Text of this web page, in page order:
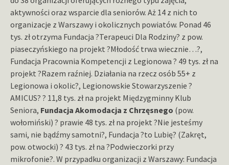
aktywności oraz wsparcie dla seniorów. Aż 14 z nich to
organizacje z Warszawy i okolicznych powiatów. Ponad 46
tys. zł otrzyma Fundacja ?Terapeuci Dla Rodziny? z pow.
piaseczyńskiego na projekt ?Młodość trwa wiecznie…?,
Fundacja Pracownia Kompetencji z Legionowa ? 49 tys. zł na
projekt ?Razem raźniej. Działania na rzecz osób 55+ z
Legionowa i okolic?, Legionowskie Stowarzyszenie ?
AMICUS? ? 11,8 tys. zł na projekt Międzygminny Klub
Seniora, Fundacja Akomodacja z Chrzęsnego (pow.
wołomiński) ? prawie 48 tys. zł na projekt ?Nie jesteśmy
sami, nie bądźmy samotni?, Fundacja ?to Lubię? (Zakręt,
pow. otwocki) ? 43 tys. zł na ?Podwieczorki przy
mikrofonie?. W przypadku organizacji z Warszawy: Fundacja